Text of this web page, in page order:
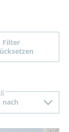
Filter
nach